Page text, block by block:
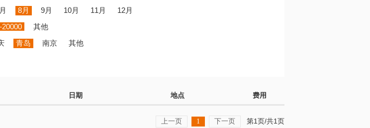
8月 9月 10月 11月
12月
20000
其他
青岛 南京
其他
日期 地点 费用
上一页 1 下一页 第1页/共1页